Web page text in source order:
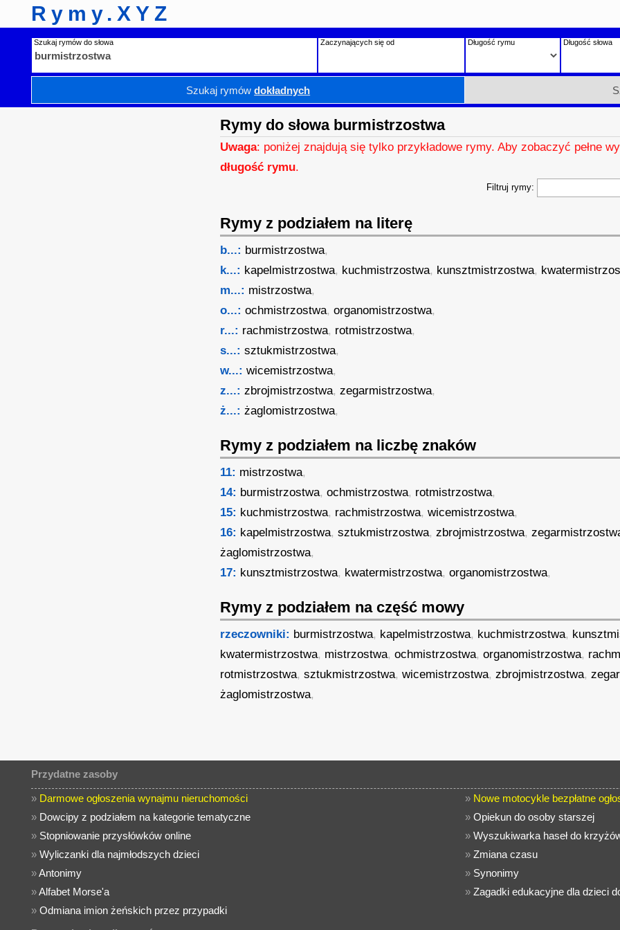
Rymy.XYZ
Szukaj rymów do słowa Zaczynających się od Długość rymu Długość słowa
Szukaj rymówdokładnych
Rymy do słowa burmistrzostwa
Uwaga: poniżej znajdują się tylko przykładowe rymy. Aby zobaczyć pełne
długość rymu.
Filtruj rymy:
Rymy z podziałem na literę
b...: burmistrzostwa,
k...: kapelmistrzostwa, kuchmistrzostwa, kunsztmistrzostwa,
m...: mistrzostwa,
o...: ochmistrzostwa,organomistrzostwa,
r...: rachmistrzostwa, rotmistrzostwa,
s...: sztukmistrzostwa,
w...: wicemistrzostwa,
z...: zbrojmistrzostwa,zegarmistrzostwa,
ż...: żaglomistrzostwa,
Rymy z podziałem na liczbę znaków
11: mistrzostwa,
14: burmistrzostwa,ochmistrzostwa, rotmistrzostwa,
15: kuchmistrzostwa, rachmistrzostwa,wicemistrzostwa,
16: kapelmistrzostwa,sztukmistrzostwa,zbrojmistrzostwa,
żaglomistrzostwa,
17: kunsztmistrzostwa, kwatermistrzostwa,organomistrzostwa,
Rymy z podziałem na część mowy
rzeczowniki: burmistrzostwa, kapelmistrzostwa, kuchmistrzostwa,
kwatermistrzostwa, mistrzostwa,ochmistrzostwa,organomistrzostwa,
rotmistrzostwa,sztukmistrzostwa,wicemistrzostwa,zbrojmistrzostwa,
żaglomistrzostwa,
Przydatne zasoby
» Darmowe ogłoszenia wynajmu nieruchomości » Nowe motocykle bezpłatne
» Dowcipy z podziałem na kategorie tematyczne » Opiekun do osoby starszej
» Stopniowanie przysłówków online » Wyszukiwarka haseł do
»Wyliczanki dla najmłodszych dzieci » Zmiana czasu
»Antonimy » Synonimy
»Alfabet Morse'a » Zagadki edukacyjne dla dzieci
»Odmiana imion żeńskich przez przypadki